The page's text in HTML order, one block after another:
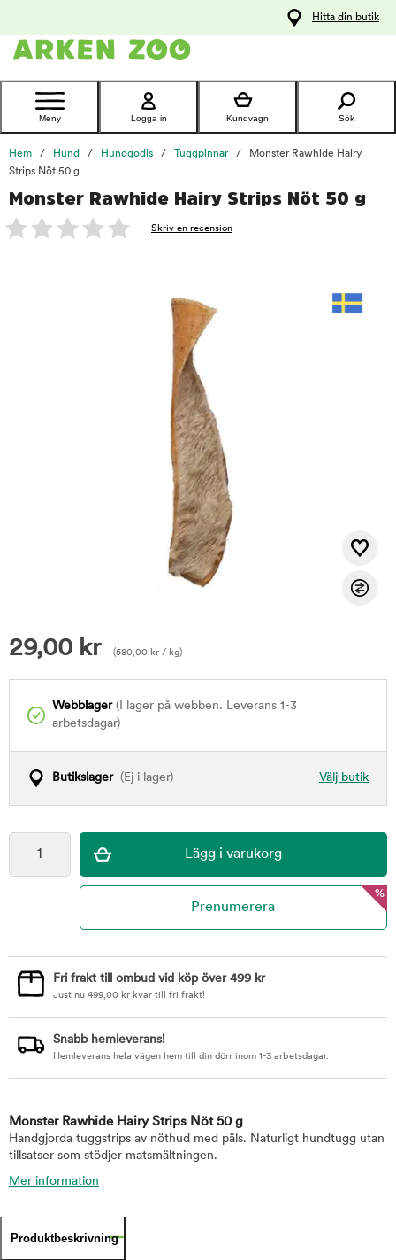
Kontakta
Hitta din butik
Meny Logga in Kundvagn Sök
Hem Hund Hundgodis Tuggpinnar
Monster Rawhide Hairy
Strips Nöt 50 g
Monster Rawhide Hairy Strips Nöt 50 g
Skriv en recension
29,00 kr (580,00 kr / kg)
Webblager(I lager på webben. Leverans 1-3
arbetsdagar)
Välj butik
Butikslager(Ej i lager)
foo
%
Fri frakt till ombud vid köp över 499 kr
Just nu 499,00 kr kvar till fri frakt!
Snabb hemleverans!
Hemleverans hela vägen hem till din dörr inom 1-3 arbetsdagar.
Monster Rawhide Hairy Strips Nöt 50 g
Handgjorda tuggstrips av nöthud med päls. Naturligt hundtugg utan
tillsatser som stödjer matsmältningen.
Mer information
Produktbeskrivning